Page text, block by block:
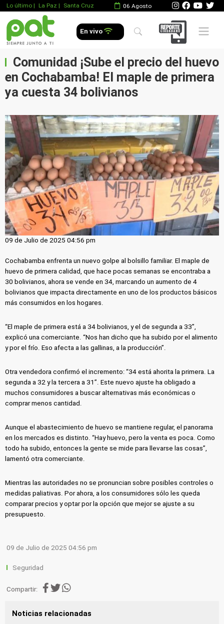
Lo último | La Paz | Santa Cruz 06 Agosto
En vivo Mobile
Comunidad ¡Sube el precio del huevo
en Cochabamba! El maple de primera
ya cuesta 34 bolivianos
09 de Julio de 2025 04:56 pm
Cochabamba enfrenta un nuevo golpe al bolsillo familiar. El maple de
huevo de primera calidad, que hace pocas semanas se encontraba a
30 bolivianos, ahora se vende en 34, marcando un aumento de 4
bolivianos que impacta directamente en uno de los productos básicos
más consumidos en los hogares.
“El maple de primera está a 34 bolivianos, y el de segunda a 33”,
explicó una comerciante. “Nos han dicho que ha subido por el alimento
y por el frío. Eso afecta a las gallinas, a la producción”.
Otra vendedora confirmó el incremento: “34 está ahorita la primera. La
segunda a 32 y la tercera a 31”. Este nuevo ajuste ha obligado a
muchos consumidores a buscar alternativas más económicas o
comprar menos cantidad.
Aunque el abastecimiento de huevo se mantiene regular, el panorama
en los mercados es distinto. “Hay huevo, pero la venta es poca. Como
todo ha subido, entonces la gente se mide para llevarse las cosas”,
lamentó otra comerciante.
Mientras las autoridades no se pronuncian sobre posibles controles o
medidas paliativas. Por ahora, a los consumidores sólo les queda
comparar precios y optar por la opción que mejor se ajuste a su
presupuesto.
09 de Julio de 2025 04:56 pm
Seguridad
Compartir:
Noticias relacionadas